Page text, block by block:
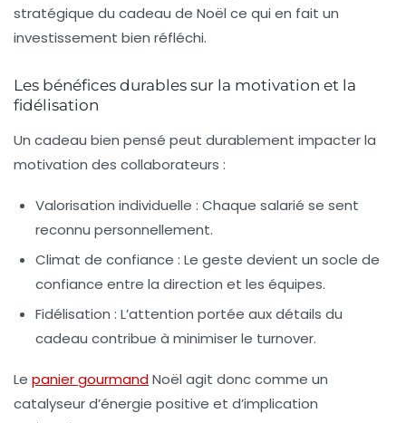
stratégique du cadeau de Noël ce qui en fait un
investissement bien réfléchi.
Les bénéfices durables sur la motivation et la
fidélisation
Un cadeau bien pensé peut durablement impacter la
motivation des collaborateurs :
Valorisation individuelle : Chaque salarié se sent
reconnu personnellement.
Climat de confiance : Le geste devient un socle de
confiance entre la direction et les équipes.
Fidélisation : L’attention portée aux détails du
cadeau contribue à minimiser le turnover.
Le panier gourmandNoël agit donc comme un
catalyseur d’énergie positive et d’implication